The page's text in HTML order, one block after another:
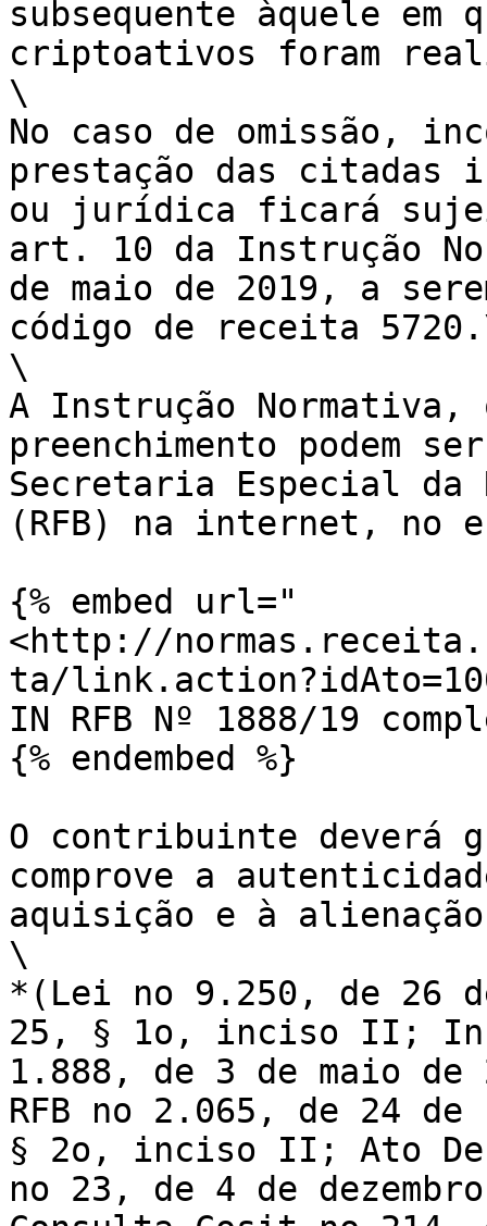
subsequente àquele em
criptoativos foram
\
No caso de omissão,
prestação das citadas
ou jurídica ficará
art. 10 da Instrução
de maio de 2019, a
código de receita
\
A Instrução
preenchimento podem
Secretaria Especial
(RFB) na internet, no
{% embed url="
<http://
ta/
IN RFB Nº 1888/19
{% endembed %}
O contribuinte deverá
comprove a
aquisição e à
\
*(Lei no 9.250, de 26
25, § 1o, inciso II;
1.888, de 3 de maio de
RFB no 2.065, de 24
§ 2o, inciso II; Ato
no 23, de 4 de